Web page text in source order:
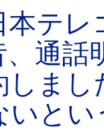
テレ
、通話
しま
いと